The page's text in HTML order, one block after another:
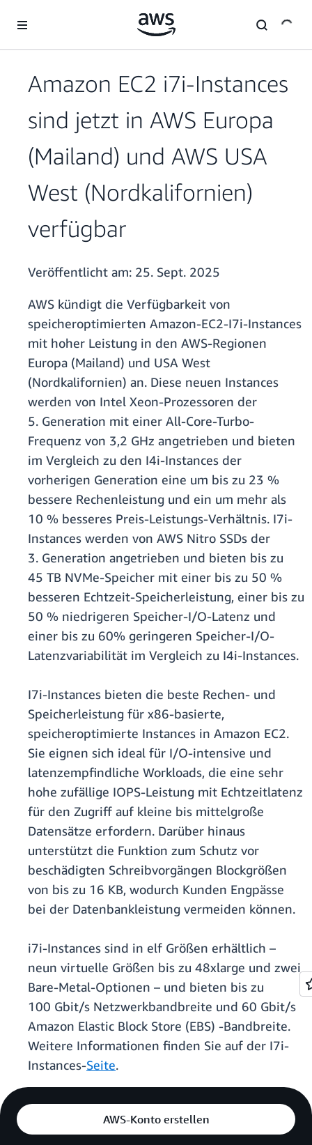
Überspringen zum Hauptinhalt
Amazon EC2 i7i-Instances
sind jetzt in AWS Europa
(Mailand) und AWS USA
West (Nordkalifornien)
verfügbar
Veröffentlicht am: 25. Sept. 2025
AWS kündigt die Verfügbarkeit von
speicheroptimierten Amazon-EC2-I7i-Instances
mit hoher Leistung in den AWS-Regionen
Europa (Mailand) und USA West
(Nordkalifornien) an. Diese neuen Instances
werden von Intel Xeon-Prozessoren der
5. Generation mit einer All-Core-Turbo-
Frequenz von 3,2 GHz angetrieben und bieten
im Vergleich zu den I4i-Instances der
vorherigen Generation eine um bis zu 23 %
bessere Rechenleistung und ein um mehr als
10 % besseres Preis-Leistungs-Verhältnis. I7i-
Instances werden von AWS Nitro SSDs der
3. Generation angetrieben und bieten bis zu
45 TB NVMe-Speicher mit einer bis zu 50 %
besseren Echtzeit-Speicherleistung, einer bis zu
50 % niedrigeren Speicher-I/O-Latenz und
einer bis zu 60% geringeren Speicher-I/O-
Latenzvariabilität im Vergleich zu I4i-Instances.
I7i-Instances bieten die beste Rechen- und
Speicherleistung für x86-basierte,
speicheroptimierte Instances in Amazon EC2.
Sie eignen sich ideal für I/O-intensive und
latenzempfindliche Workloads, die eine sehr
hohe zufällige IOPS-Leistung mit Echtzeitlatenz
für den Zugriff auf kleine bis mittelgroße
Datensätze erfordern. Darüber hinaus
unterstützt die Funktion zum Schutz vor
beschädigten Schreibvorgängen Blockgrößen
von bis zu 16 KB, wodurch Kunden Engpässe
bei der Datenbankleistung vermeiden können.
i7i-Instances sind in elf Größen erhältlich –
neun virtuelle Größen bis zu 48xlarge und zwei
Bare-Metal-Optionen – und bieten bis zu
100 Gbit/s Netzwerkbandbreite und 60 Gbit/s
Amazon Elastic Block Store (EBS) -Bandbreite.
Weitere Informationen finden Sie auf der I7i-
Instances-Seite.
AWS-Konto erstellen